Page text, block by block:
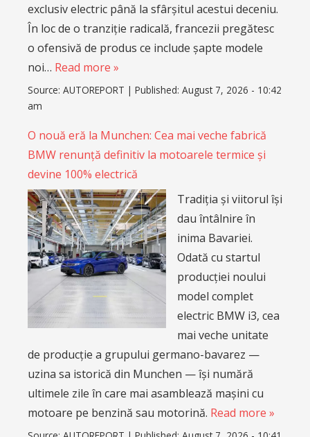
exclusiv electric până la sfârșitul acestui deceniu.
În loc de o tranziție radicală, francezii pregătesc
o ofensivă de produs ce include șapte modele
noi… Read more »
Source: AUTOREPORT | Published: August 7, 2026 - 10:42
am
O nouă eră la Munchen: Cea mai veche fabrică
BMW renunță definitiv la motoarele termice și
devine 100% electrică
Tradiția și viitorul își
dau întâlnire în
inima Bavariei.
Odată cu startul
producției noului
model complet
electric BMW i3, cea
mai veche unitate
de producție a grupului germano-bavarez —
uzina sa istorică din Munchen — își numără
ultimele zile în care mai asamblează mașini cu
motoare pe benzină sau motorină. Read more »